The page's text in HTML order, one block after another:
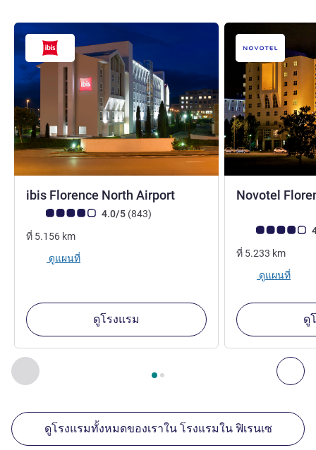
ก่อนหน้า - สถานประกอบการอื่นของเราที่อยู่ใกล้เคียง ถั
หน้า1 , สถานประกอบการอื่นของเราที่อยู่ใกล้เคียง 1 :,
ibis Florence North Airport
คะแนนความคิดเห็นจากแขก (เรทติ้งบน ALL)
4.0/5 (843รีวิว รายการ
)
ที่ 5.156 km
ดูแผนที่
ดูโรงแรม
Novotel
คะแนนความคิดเ
ที่ 5.233 km
ดูแผนที่
ดู
ดูโรงแรมทั้งหมดของเราใน โรงแรมใน ฟิเรนเซ